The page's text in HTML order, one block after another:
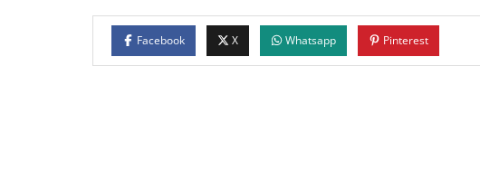
Facebook X Whatsapp Pinterest